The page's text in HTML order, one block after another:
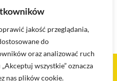
jakość przeglądania,
do
oraz analizować ruch
wszystkie” oznacza
nas plików cookie.
Stripe MasterCard
Cash